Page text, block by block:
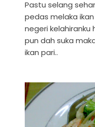
Pastu selang
pedas melaka
negeri kelahiranku
pun dah suka
ikan pari..